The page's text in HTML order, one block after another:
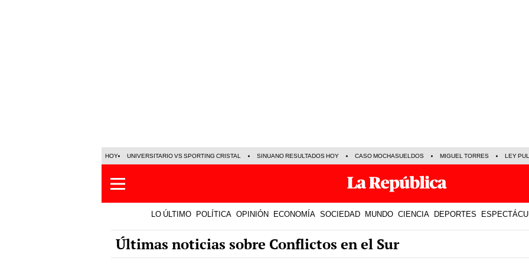
HOY UNIVERSITARIO VS SPORTING CRISTAL SINUANO RESULTADOS HOY CASO MOCHASUELDOS MIGUEL TORRES LEY
LO ÚLTIMO POLÍTICA OPINIÓN ECONOMÍA SOCIEDAD MUNDO CIENCIA DEPORTES
Últimas noticias sobre Conflictos en el Sur